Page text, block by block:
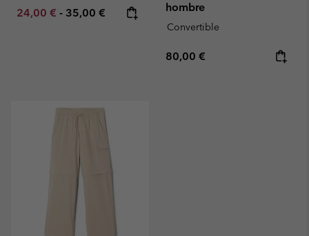
Minimum sale price:
24,00 € - Maximum price:
35,00 €
hombre
Convertible
Regular price:
80,00 €